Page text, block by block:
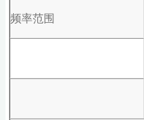
频率范围